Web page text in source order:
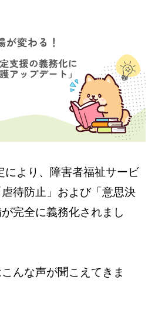
により、障害者福祉サービ
待防止」および「意思決
完全に義務化されまし
んな声が聞こえてきま